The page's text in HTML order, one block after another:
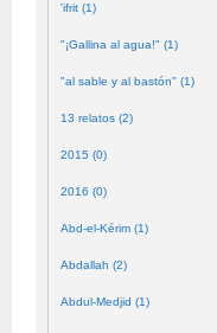
'ifrit (1)
"¡Gallina al agua!" (1)
"al sable y al bastón" (1)
13 relatos (2)
2015 (0)
2016 (0)
Abd-el-Kérim (1)
Abdallah (2)
Abdul-Medjid (1)